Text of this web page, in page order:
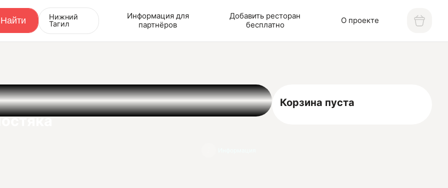
Нижний
Тагил
Информация для
партнёров
Добавить ресторан
бесплатно
О проекте
Корзина пуста